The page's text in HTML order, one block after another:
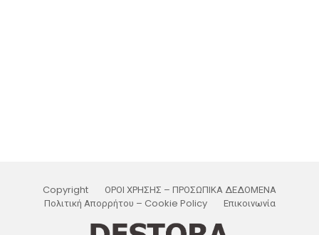
Copyright
ΟΡΟΙ ΧΡΗΣΗΣ – ΠΡΟΣΩΠΙΚΑ ΔΕΔΟΜΕΝΑ
Πολιτική Απορρήτου – Cookie Policy
Επικοινωνία